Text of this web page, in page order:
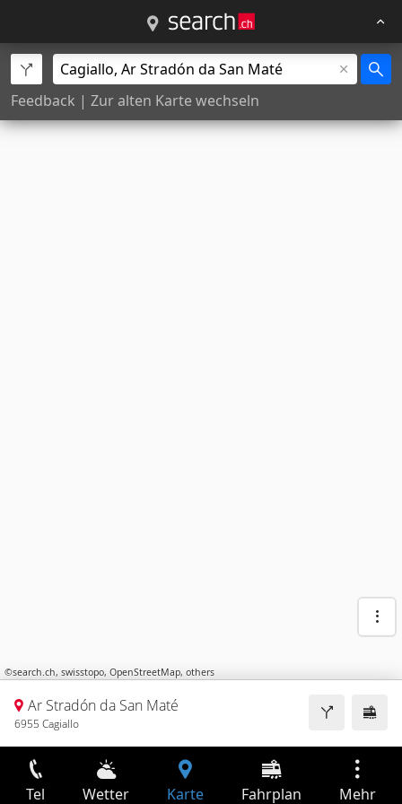
Feedback | Zur alten Karte wechseln
©search.ch, swisstopo, OpenStreetMap, others
Ar Stradón da San Maté
6955 Cagiallo
Tel Wetter Karte Fahrplan Mehr